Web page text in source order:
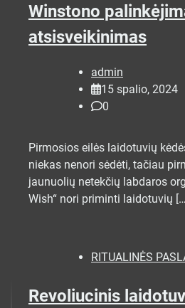
Winstono
atsisveikinimas
admin
15 spalio, 2024
0
Pirmosios eilės laidotuvių
niekas nenori sėdėti, tačiau
jaunuolių netekčių labdaros
Wish“ nori priminti laidotuvių
RITUALINĖS
Revoliucinis